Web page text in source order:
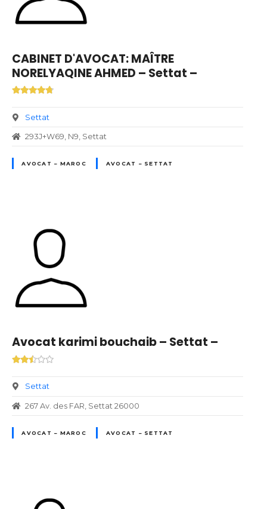
CABINET D'AVOCAT: MAÎTRE
NORELYAQINE AHMED – Settat –
Settat
293J+W69, N9, Settat
AVOCAT – MAROC AVOCAT – SETTAT
Avocat karimi bouchaib – Settat –
Settat
267 Av. des FAR, Settat 26000
AVOCAT – MAROC AVOCAT – SETTAT